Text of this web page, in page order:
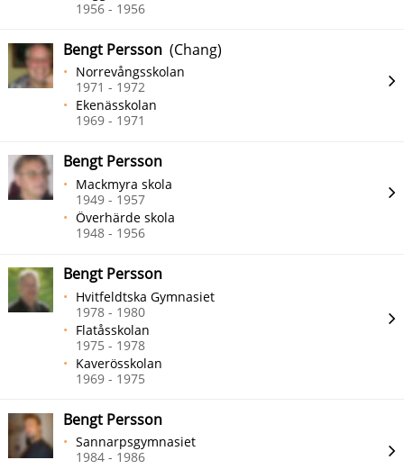
1956 - 1956
Bengt Persson (Chang)
Norrevångsskolan
1971 - 1972
Ekenässkolan
1969 - 1971
Bengt Persson
Mackmyra skola
1949 - 1957
Överhärde skola
1948 - 1956
Bengt Persson
Hvitfeldtska Gymnasiet
1978 - 1980
Flatåsskolan
1975 - 1978
Kaverösskolan
1969 - 1975
Bengt Persson
Sannarpsgymnasiet
1984 - 1986